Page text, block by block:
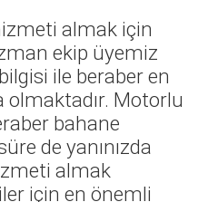
almak için
ekip üyemiz
ile beraber en
olmaktadır. Motorlu
bahane
de yanınızda
almak
için en önemli